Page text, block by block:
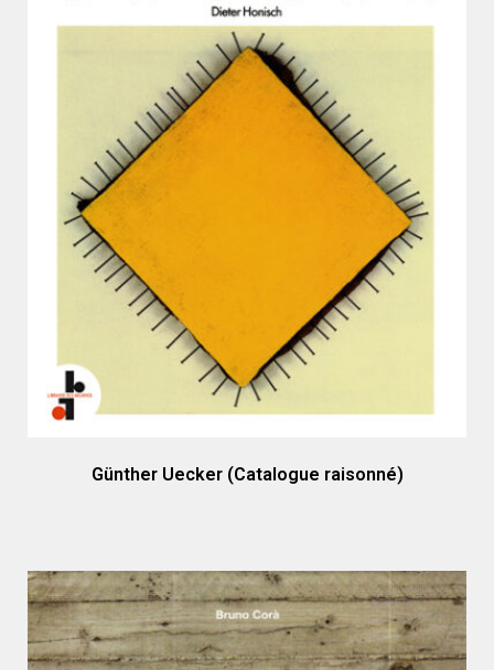
Günther Uecker (Catalogue raisonné)